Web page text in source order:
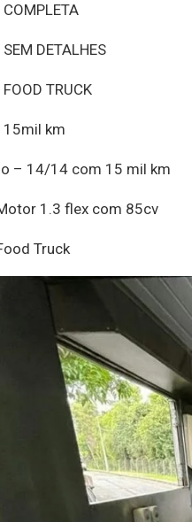
COMPLETA
SEM DETALHES
FOOD TRUCK
15mil km
– 14/14 com 15 mil km
Motor 1.3 flex com 85cv
Food Truck